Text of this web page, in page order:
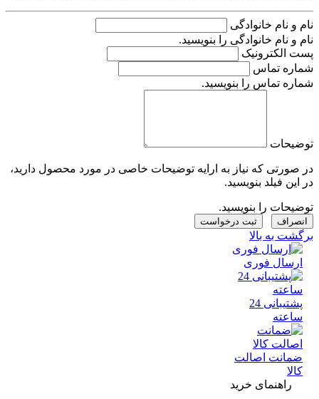
نام خانوادگی
نام خانوادگی را بنویسید.
تماس
تماس را بنویسید.
که نیاز به ارایه توضیحات خاصی در مورد محصول دارید،
فیلد بنویسید.
را بنویسید.
ثبت درخواست
به بالا
فوری
پشتیبانی 24
اصالت
راهنمای خرید